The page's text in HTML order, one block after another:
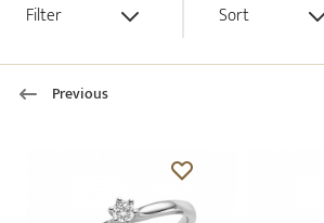
Filter Sort
Previous